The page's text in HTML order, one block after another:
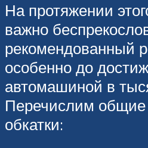
На протяжении
важно
рекомендованный
особенно до
автомашиной в
Перечислим общие
обкатки: